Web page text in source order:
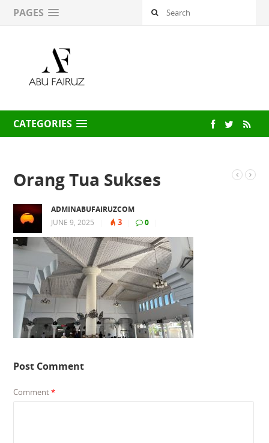
PAGES
CATEGORIES
Orang Tua Sukses
ADMINABUFAIRUZCOM
JUNE 9, 2025
3 0
Post Comment
Comment*